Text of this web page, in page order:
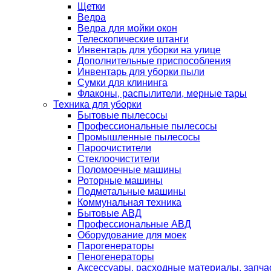
Щетки
Ведра
Ведра для мойки окон
Телескопические штанги
Инвентарь для уборки на улице
Дополнительные приспособления
Инвентарь для уборки пыли
Сумки для клининга
Флаконы, распылители, мерные тары
Техника для уборки
Бытовые пылесосы
Профессиональные пылесосы
Промышленные пылесосы
Пароочистители
Стеклоочистители
Поломоечные машины
Роторные машины
Подметальные машины
Коммунальная техника
Бытовые АВД
Профессиональные АВД
Оборудование для моек
Парогенераторы
Пеногенераторы
Аксессуары, расходные материалы,